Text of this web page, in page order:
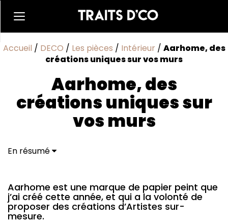
Accueil / DECO / Les pièces / Intérieur / Aarhome, des
créations uniques sur vos murs
Aarhome, des
créations uniques sur
vos murs
En résumé
Aarhome est une marque de papier peint que
j’ai créé cette année, et qui a la volonté de
proposer des créations d’Artistes sur-
mesure.